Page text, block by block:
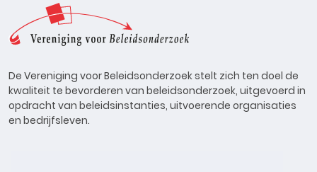
De Vereniging voor Beleidsonderzoek stelt zich ten doel de
kwaliteit te bevorderen van beleidsonderzoek, uitgevoerd in
opdracht van beleidsinstanties, uitvoerende organisaties
en bedrijfsleven.